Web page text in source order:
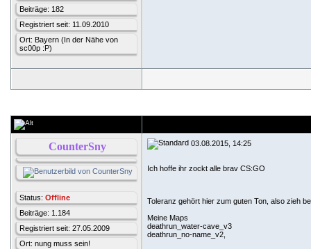
Beiträge: 182
Registriert seit: 11.09.2010
Ort: Bayern (In der Nähe von
sc00p :P)
CounterSny
Status: Offline
Beiträge: 1.184
Registriert seit: 27.05.2009
Ort: nung muss sein!
03.08.2015, 14:25
Ich hoffe ihr zockt alle brav CS:GO
Toleranz gehört hier zum guten Ton, also zieh
Meine Maps
deathrun_water-cave_v3
deathrun_no-name_v2,